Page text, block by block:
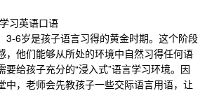
习英语口语
3-6岁是孩子语言习得的黄金时期。这个阶段
，他们能够从所处的环境中自然习得任何语
要给孩子充分的“浸入式”语言学习环境。因
中，老师会先教孩子一些交际语言用语，让